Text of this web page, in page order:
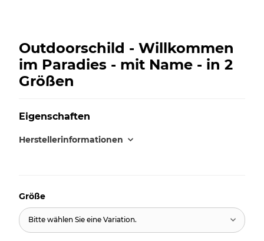
Outdoorschild - Willkommen
im Paradies - mit Name - in 2
Größen
Eigenschaften
Herstellerinformationen
Größe
Bitte wählen Sie eine Variation.